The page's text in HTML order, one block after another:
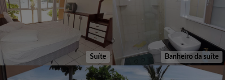
Suíte Banheiro da suíte